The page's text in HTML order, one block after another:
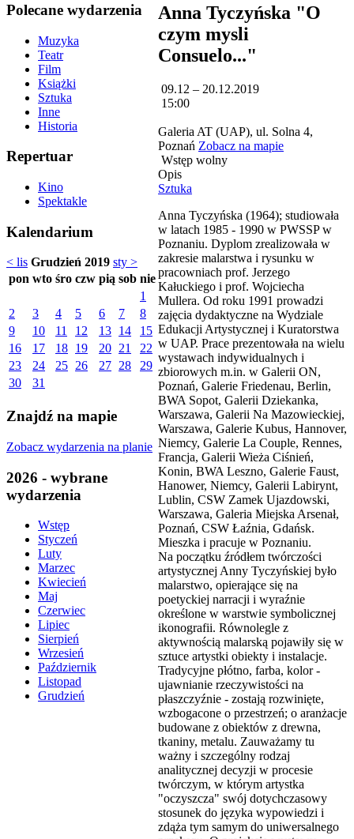
Polecane wydarzenia
Muzyka
Teatr
Film
Książki
Sztuka
Inne
Historia
Repertuar
Kino
Spektakle
Kalendarium
< lis Grudzień 2019 sty >
pon wto śro czw pią sob nie
1
2
3 4 5 6 7
8
9
10 11 12 13 14
15
16
17 18 19 20 21
22
23
24 25 26 27 28
29
30
31
Znajdź na mapie
Zobacz wydarzenia na planie
2026 - wybrane
wydarzenia
Wstęp
Styczeń
Luty
Marzec
Kwiecień
Maj
Czerwiec
Lipiec
Sierpień
Wrzesień
Październik
Listopad
Grudzień
Anna Tyczyńska "O
czym mysli
Consuelo..."
09.12 – 20.12.2019
15:00
Galeria AT (UAP), ul. Solna 4,
Poznań Zobacz na mapie
Wstęp wolny
Opis
Sztuka
Anna Tyczyńska (1964); studiowała
w latach 1985 - 1990 w PWSSP w
Poznaniu. Dyplom zrealizowała w
zakresie malarstwa i rysunku w
pracowniach prof. Jerzego
Kałuckiego i prof. Wojciecha
Mullera. Od roku 1991 prowadzi
zajęcia dydaktyczne na Wydziale
Edukacji Artystycznej i Kuratorstwa
w UAP. Prace prezentowała na wielu
wystawach indywidualnych i
zbiorowych m.in. w Galerii ON,
Poznań, Galerie Friedenau, Berlin,
BWA Sopot, Galerii Dziekanka,
Warszawa, Galerii Na Mazowieckiej,
Warszawa, Galerie Kubus, Hannover,
Niemcy, Galerie La Couple, Rennes,
Francja, Galerii Wieża Ciśnień,
Konin, BWA Leszno, Galerie Faust,
Hanower, Niemcy, Galerii Labirynt,
Lublin, CSW Zamek Ujazdowski,
Warszawa, Galeria Miejska Arsenał,
Poznań, CSW Łaźnia, Gdańsk.
Mieszka i pracuje w Poznaniu.
Na początku źródłem twórczości
artystycznej Anny Tyczyńskiej było
malarstwo, opierające się na
poetyckiej narracji i wyraźnie
określone w warstwie symbolicznej
ikonografii. Równolegle z
aktywnością malarską pojawiły się w
sztuce artystki obiekty i instalacje.
Tradycyjne płótno, farba, kolor -
ujawnianie rzeczywistości na
płaszczyźnie - zostają rozwinięte,
wzbogacone o przestrzeń; o aranżacje
budowane z obiektów z drewna,
tkaniny, metalu. Zauważamy tu
ważny i szczególny rodzaj
analitycznej decyzji w procesie
twórczym, w którym artystka
"oczyszcza" swój dotychczasowy
stosunek do języka wypowiedzi i
zdąża tym samym do uniwersalnego